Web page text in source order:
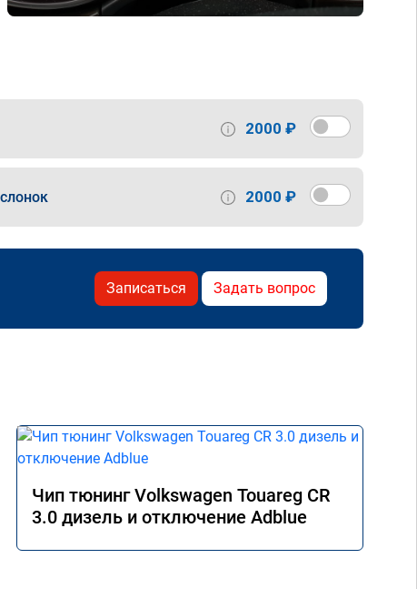
2000 ₽
2000 ₽
Записаться Задать вопрос
Чип тюнинг Volkswagen Touareg CR
3.0 дизель и отключение Adblue